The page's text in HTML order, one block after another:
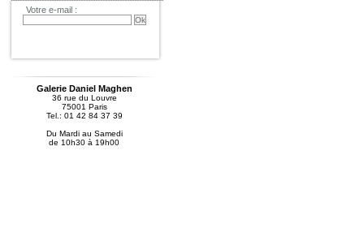
Votre e-mail :
Galerie Daniel Maghen
36 rue du Louvre
75001 Paris
Tel.: 01 42 84 37 39
Du Mardi au Samedi
de 10h30 à 19h00